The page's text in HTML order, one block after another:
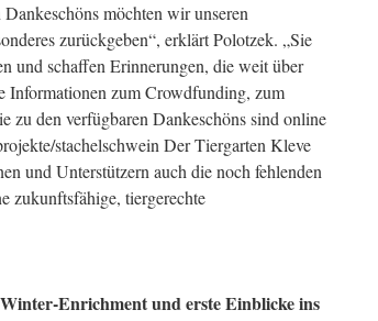
möchten wir unseren
zurückgeben“, erklärt Polotzek. „Sie
und schaffen Erinnerungen, die weit über
Informationen zum Crowdfunding, zum
zu den verfügbaren Dankeschöns sind online
stachelschwein Der Tiergarten Kleve
und Unterstützern auch die noch fehlenden
zukunftsfähige, tiergerechte
Enrichment und erste Einblicke ins